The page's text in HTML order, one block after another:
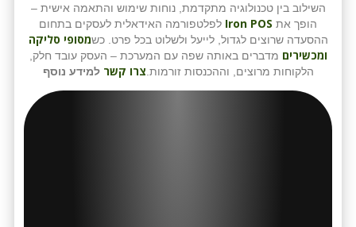
השילוב בין טכנולוגיה מתקדמת, נוחות שימוש והתאמה אישית –
הופך את Iron POS לפלטפורמה האידאלית לעסקים בתחום
ההסעדה שרוצים לגדול, לייעל ולשלוט בכל פרט. כשמסופי סליקה
ומכשירים מדברים באותה שפה עם המערכת – העסק עובד חלק,
הלקוחות מרוצים, וההכנסות זורמות. צרו קשר למידע נוסף